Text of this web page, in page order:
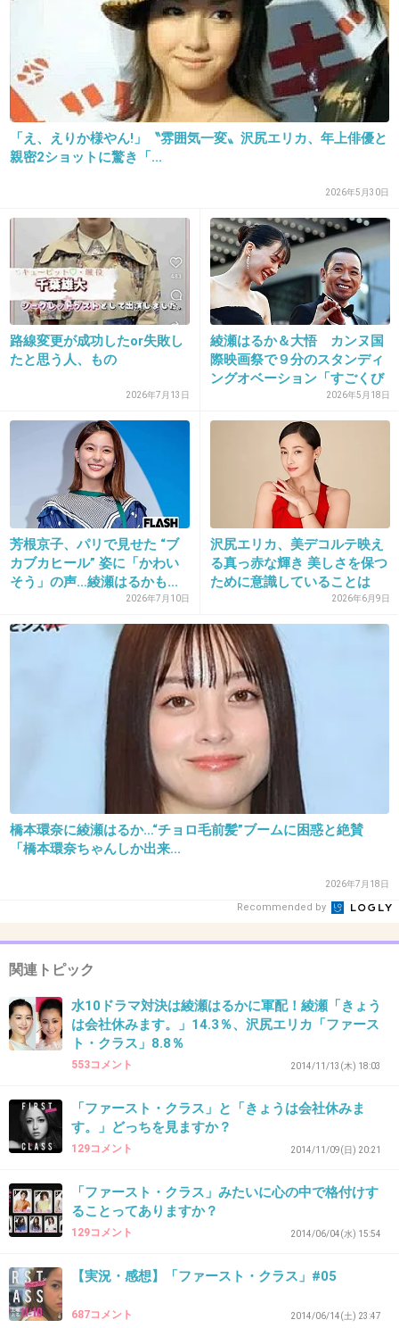
ね。私は好きだけど
+244 -21
28. 匿名2014/10/23(木) 12:55:11
フジは誤算だろうね
29. 匿名2014/10/23(木) 12:55:34
沢尻エリカでは視聴率が取れないということで
すね
綾瀬はるか＞沢尻エリカ
30. 匿名2014/10/23(木) 12:55:36
ガルちゃんで人気みたいだから、昨日ファース
トクラス見てみたらつまらなかったよ
-21
2014/10/23(木) 12:55:36
綾瀬はるかはグラビアから女優に上手く化けた
+272
32. 匿名2014/10/23(木) 12:55:57
ファーストクラスやめて今日は会社休みます。
2014/10/23(木) 12:56:12
昨日の会社休みますの福士蒼汰がかなり面白か
った（笑）
ファーストクラスは録画！
「え、えりか様やん!」〝雰囲気一変〟沢尻エリカ、年上俳優と
親密2ショットに驚き「...
2026年5月30日
路線変更が成功したor失敗し
たと思う人、もの
2026年7月13日
綾瀬はるか＆大悟 カンヌ国
際映画祭で９分のスタンディ
ングオベーション「すごくび
2026年5月18日
芳根京子、パリで見せた “ブ
カブカヒール” 姿に「かわい
そう」の声…綾瀬はるかも...
2026年7月10日
沢尻エリカ、美デコルテ映え
る真っ赤な輝き 美しさを保つ
ために意識していることは
2026年6月9日
橋本環奈に綾瀬はるか…“チョロ毛前髪”ブームに困惑と絶賛
「橋本環奈ちゃんしか出来...
2026年7月18日
Recommended by
関連トピック
水10ドラマ対決は綾瀬はるかに軍配！綾瀬「きょう
は会社休みます。」14.3％、沢尻エリカ「ファース
ト・クラス」8.8％
553コメント 2014/11/13(木) 18:03
「ファースト・クラス」と「きょうは会社休みま
す。」どっちを見ますか？
129コメント 2014/11/09(日) 20:21
「ファースト・クラス」みたいに心の中で格付けす
ることってありますか？
129コメント 2014/06/04(水) 15:54
【実況・感想】「ファースト・クラス」#05
687コメント 2014/06/14(土) 23:47